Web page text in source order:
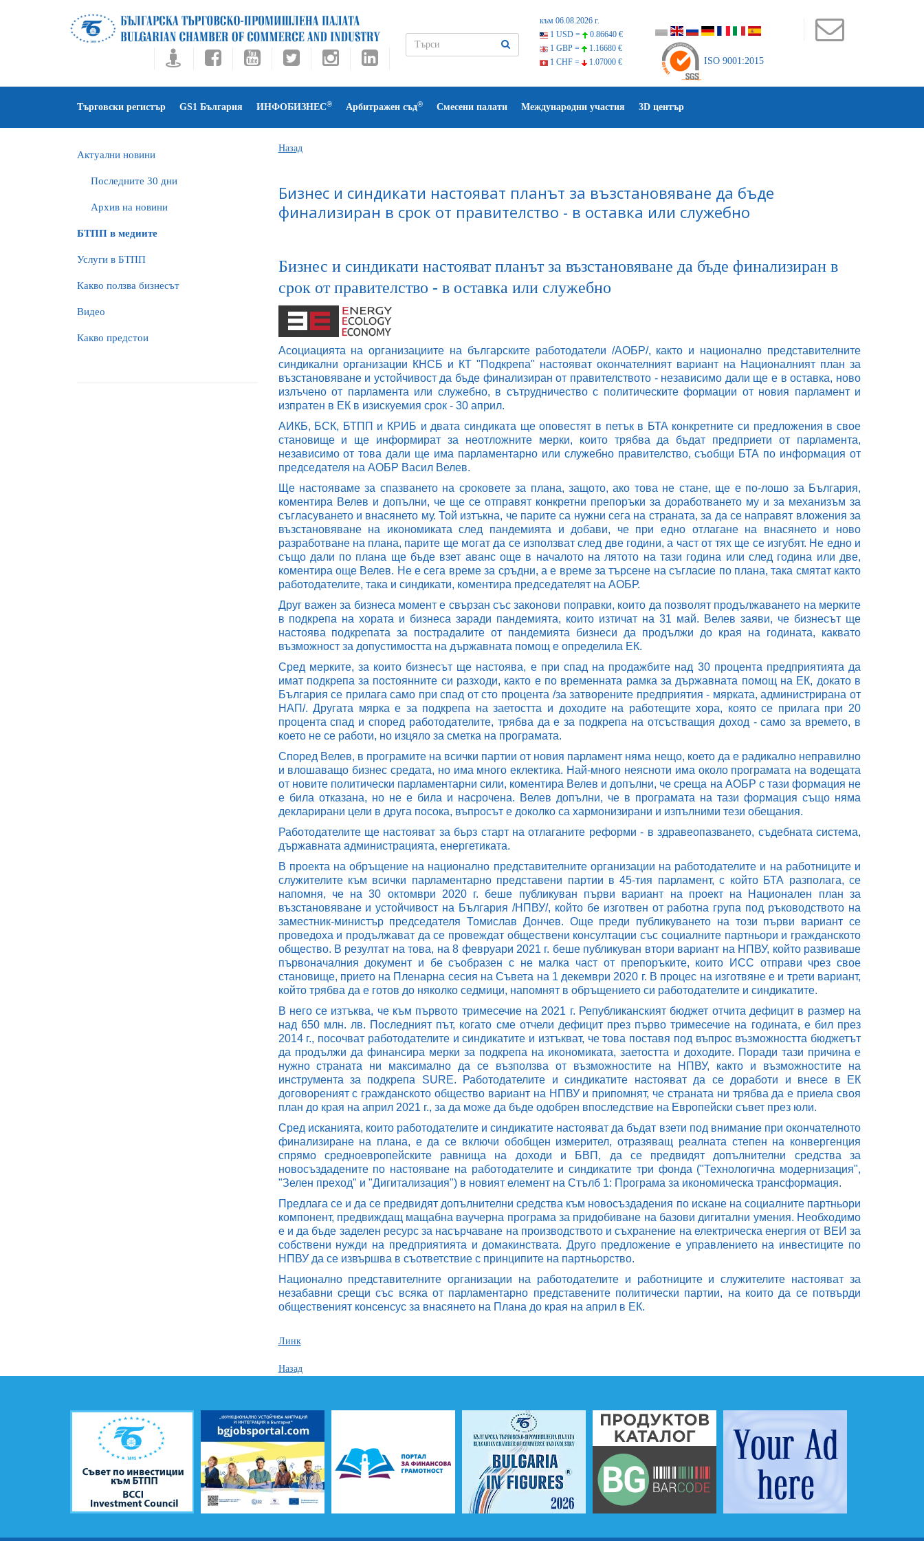
към 06.08.2026 г.
1 USD =
0.86640 €
1 GBP =
1.16680 €
1 CHF =
1.07000 € ISO 9001:2015
Търговски регистър GS1 България ИНФОБИЗНЕС® Арбитражен съд® Смесени палати Международни участия 3D център
Актуални новини
Последните 30 дни
Архив на новини
БTПП в медиите
Услуги в БТПП
Какво ползва бизнесът
Видео
Какво предстои
Назад
Бизнес и синдикати настояват планът за възстановяване да бъде
финализиран в срок от правителство - в оставка или служебно
Бизнес и синдикати настояват планът за възстановяване да бъде финализиран в
срок от правителство - в оставка или служебно
Асоциацията на организациите на българските работодатели /АОБР/, както и национално представителните
синдикални организации КНСБ и КТ "Подкрепа" настояват окончателният вариант на Националният план за
възстановяване и устойчивост да бъде финализиран от правителството - независимо дали ще е в оставка, ново
излъчено от парламента или служебно, в сътрудничество с политическите формации от новия парламент и
изпратен в ЕК в изискуемия срок - 30 април.
АИКБ, БСК, БТПП и КРИБ и двата синдиката ще оповестят в петък в БТА конкретните си предложения в свое
становище и ще информират за неотложните мерки, които трябва да бъдат предприети от парламента,
независимо от това дали ще има парламентарно или служебно правителство, съобщи БТА по информация от
председателя на АОБР Васил Велев.
Ще настояваме за спазването на сроковете за плана, защото, ако това не стане, ще е по-лошо за България,
коментира Велев и допълни, че ще се отправят конкретни препоръки за доработването му и за механизъм за
съгласуването и внасянето му. Той изтъкна, че парите са нужни сега на страната, за да се направят вложения за
възстановяване на икономиката след пандемията и добави, че при едно отлагане на внасянето и ново
разработване на плана, парите ще могат да се използват след две години, а част от тях ще се изгубят. Не едно и
също дали по плана ще бъде взет аванс още в началото на лятото на тази година или след година или две,
коментира още Велев. Не е сега време за сръдни, а е време за търсене на съгласие по плана, така смятат както
работодателите, така и синдикати, коментира председателят на АОБР.
Друг важен за бизнеса момент е свързан със законови поправки, които да позволят продължаването на мерките
в подкрепа на хората и бизнеса заради пандемията, които изтичат на 31 май. Велев заяви, че бизнесът ще
настоява подкрепата за пострадалите от пандемията бизнеси да продължи до края на годината, каквато
възможност за допустимостта на държавната помощ е определила ЕК.
Сред мерките, за които бизнесът ще настоява, е при спад на продажбите над 30 процента предприятията да
имат подкрепа за постоянните си разходи, както е по временната рамка за държавната помощ на ЕК, докато в
България се прилага само при спад от сто процента /за затворените предприятия - мярката, администрирана от
НАП/. Другата мярка е за подкрепа на заетостта и доходите на работещите хора, която се прилага при 20
процента спад и според работодателите, трябва да е за подкрепа на отсъстващия доход - само за времето, в
което не се работи, но изцяло за сметка на програмата.
Според Велев, в програмите на всички партии от новия парламент няма нещо, което да е радикално неправилно
и влошаващо бизнес средата, но има много еклектика. Най-много неясноти има около програмата на водещата
от новите политически парламентарни сили, коментира Велев и допълни, че среща на АОБР с тази формация не
е била отказана, но не е била и насрочена. Велев допълни, че в програмата на тази формация също няма
декларирани цели в друга посока, въпросът е доколко са хармонизирани и изпълними тези обещания.
Работодателите ще настояват за бърз старт на отлаганите реформи - в здравеопазването, съдебната система,
държавната администрацията, енергетиката.
В проекта на обръщение на национално представителните организации на работодателите и на работниците и
служителите към всички парламентарно представени партии в 45-тия парламент, с който БТА разполага, се
напомня, че на 30 октомври 2020 г. беше публикуван първи вариант на проект на Национален план за
възстановяване и устойчивост на България /НПВУ/, който бе изготвен от работна група под ръководството на
заместник-министър председателя Томислав Дончев. Още преди публикуването на този първи вариант се
проведоха и продължават да се провеждат обществени консултации със социалните партньори и гражданското
общество. В резултат на това, на 8 февруари 2021 г. беше публикуван втори вариант на НПВУ, който развиваше
първоначалния документ и бе съобразен с не малка част от препоръките, които ИСС отправи чрез свое
становище, прието на Пленарна сесия на Съвета на 1 декември 2020 г. В процес на изготвяне е и трети вариант,
който трябва да е готов до няколко седмици, напомнят в обръщението си работодателите и синдикатите.
В него се изтъква, че към първото тримесечие на 2021 г. Републиканският бюджет отчита дефицит в размер на
над 650 млн. лв. Последният път, когато сме отчели дефицит през първо тримесечие на годината, е бил през
2014 г., посочват работодателите и синдикатите и изтъкват, че това поставя под въпрос възможността бюджетът
да продължи да финансира мерки за подкрепа на икономиката, заетостта и доходите. Поради тази причина е
нужно страната ни максимално да се възползва от възможностите на НПВУ, както и възможностите на
инструмента за подкрепа SURE. Работодателите и синдикатите настояват да се доработи и внесе в ЕК
договореният с гражданското общество вариант на НПВУ и припомнят, че страната ни трябва да е приела своя
план до края на април 2021 г., за да може да бъде одобрен впоследствие на Европейски съвет през юли.
Сред исканията, които работодателите и синдикатите настояват да бъдат взети под внимание при окончателното
финализиране на плана, е да се включи обобщен измерител, отразяващ реалната степен на конвергенция
спрямо средноевропейските равнища на доходи и БВП, да се предвидят допълнителни средства за
новосъздадените по настояване на работодателите и синдикатите три фонда ("Технологична модернизация",
"Зелен преход" и "Дигитализация") в новият елемент на Стълб 1: Програма за икономическа трансформация.
Предлага се и да се предвидят допълнителни средства към новосъздадения по искане на социалните партньори
компонент, предвиждащ мащабна ваучерна програма за придобиване на базови дигитални умения. Необходимо
е и да бъде заделен ресурс за насърчаване на производството и съхранение на електрическа енергия от ВЕИ за
собствени нужди на предприятията и домакинствата. Друго предложение е управлението на инвестиците по
НПВУ да се извършва в съответствие с принципите на партньорство.
Национално представителните организации на работодателите и работниците и служителите настояват за
незабавни срещи със всяка от парламентарно представените политически партии, на които да се потвърди
общественият консенсус за внасянето на Плана до края на април в ЕК.
Линк
Назад